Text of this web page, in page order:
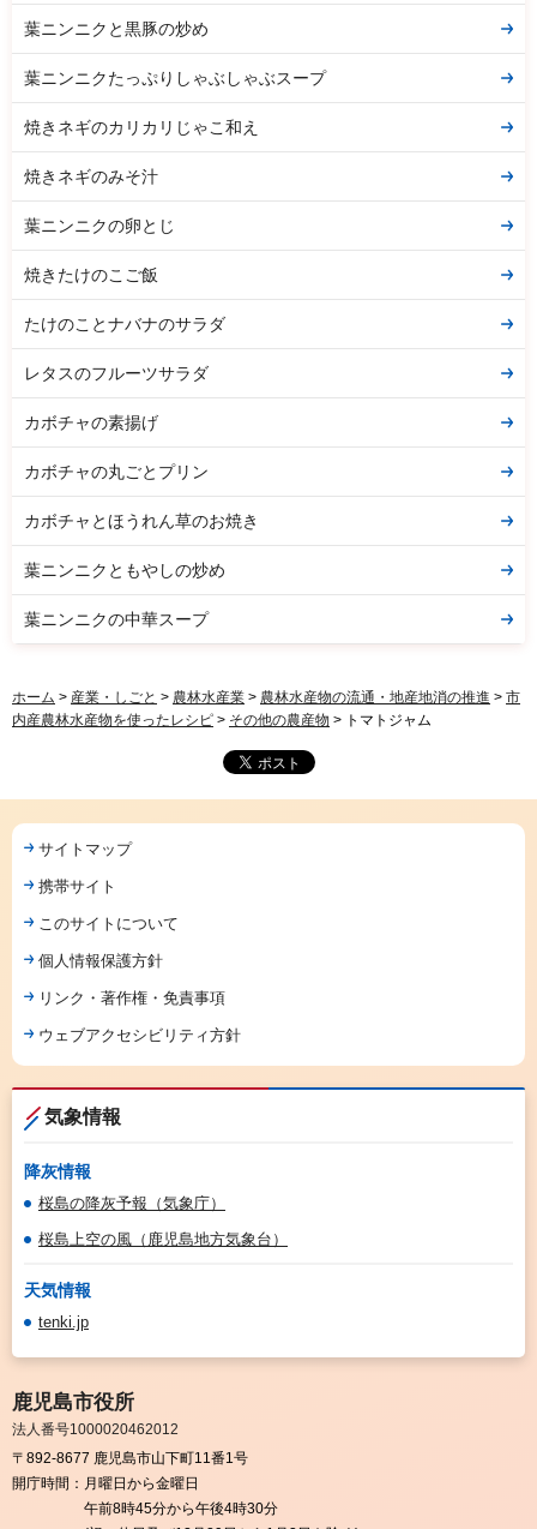
葉ニンニクと黒豚の炒め
葉ニンニクたっぷりしゃぶしゃぶスープ
焼きネギのカリカリじゃこ和え
焼きネギのみそ汁
葉ニンニクの卵とじ
焼きたけのこご飯
たけのことナバナのサラダ
レタスのフルーツサラダ
カボチャの素揚げ
カボチャの丸ごとプリン
カボチャとほうれん草のお焼き
葉ニンニクともやしの炒め
葉ニンニクの中華スープ
ホーム > 産業・しごと > 農林水産業 > 農林水産物の流通・地産地消の推進 > 市
内産農林水産物を使ったレシピ > その他の農産物 > トマトジャム
サイトマップ
携帯サイト
このサイトについて
個人情報保護方針
リンク・著作権・免責事項
ウェブアクセシビリティ方針
気象情報
降灰情報
桜島の降灰予報（気象庁）
桜島上空の風（鹿児島地方気象台）
天気情報
tenki.jp
鹿児島市役所
法人番号1000020462012
〒892-8677 鹿児島市山下町11番1号
開庁時間： 月曜日から金曜日
午前8時45分から午後4時30分